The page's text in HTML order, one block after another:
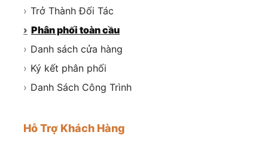
› Trở Thành Đối Tác
› Phân phối toàn cầu
› Danh sách cửa hàng
› Ký kết phân phối
› Danh Sách Công Trình
Hỗ Trợ Khách Hàng